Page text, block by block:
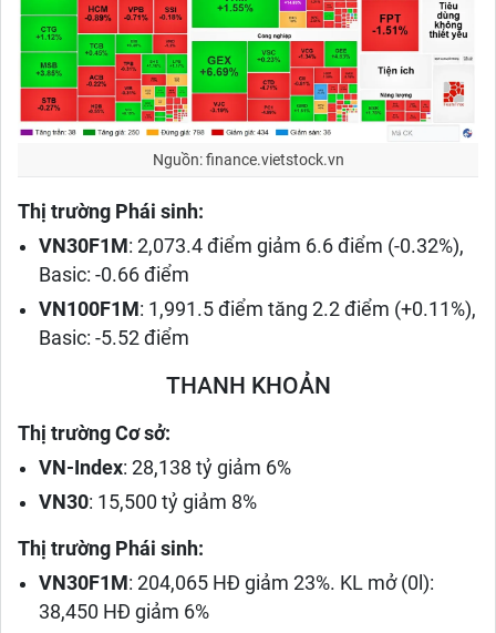
Nguồn: finance.vietstock.vn
Thị trường Phái sinh:
VN30F1M : 2,073.4 điểm giảm 6.6 điểm (-0.32%),
Basic: -0.66 điểm
VN100F1M : 1,991.5 điểm tăng 2.2 điểm (+0.11%),
Basic: -5.52 điểm
THANH KHOẢN
Thị trường Cơ sở:
VN-Index: 28,138 tỷ giảm 6%
VN30: 15,500 tỷ giảm 8%
Thị trường Phái sinh:
VN30F1M : 204,065 HĐ giảm 23%. KL mở (0l):
38,450 HĐ giảm 6%